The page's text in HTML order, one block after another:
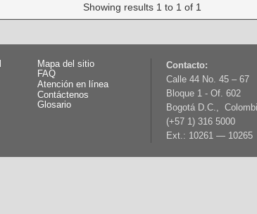
Showing results 1 to 1 of 1
Mapa del sitio
FAQ
Atención en línea
Contáctenos
Glosario
Contacto:
Calle 44 No. 45 – 67
Bloque 1 - Of. 602
Bogotá D.C.,
(+57 1) 316 5000
Ext.: 10261 — 10265